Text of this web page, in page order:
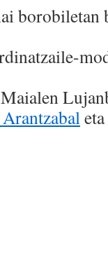
borobiletan
Maialen
eta